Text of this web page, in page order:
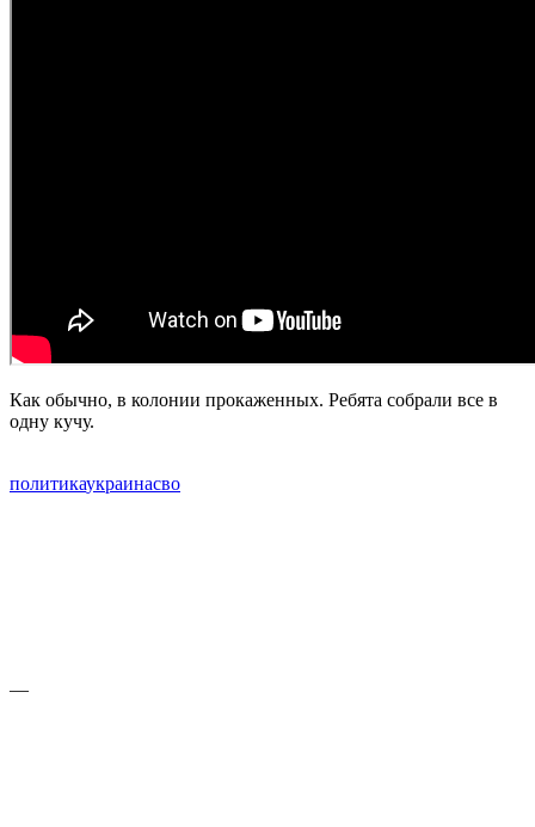
Как обычно, в колонии прокаженных. Ребята собрали все в
одну кучу.
политикаукраинасво
—